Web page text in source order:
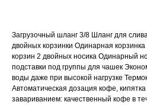
Загрузочный шланг 3/8 Шланг для
двойных корзинки Одинарная
корзин 2 двойных носика Одинарный
подставки под группы для чашек
воды даже при высокой нагрузке
Автоматическая дозация кофе,
завариванием: качественный кофе в